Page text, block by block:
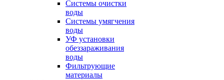
Системы очистки
воды
Системы умягчения
воды
УФ установки
обеззараживания
воды
Фильтрующие
материалы